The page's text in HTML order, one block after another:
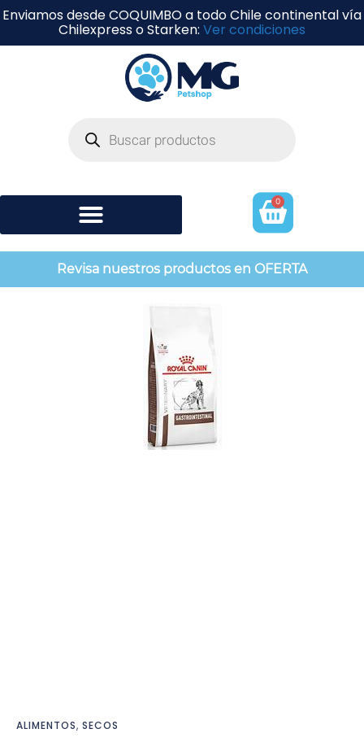
Enviamos desde COQUIMBO a todo Chile continental vía
Chilexpress o Starken: Ver condiciones
0
Revisa nuestros productos en OFERTA
ALIMENTOS, SECOS